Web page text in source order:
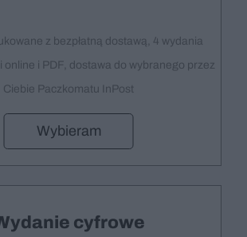
z bezpłatną dostawą, 4 wydania
online i PDF, dostawa do wybranego przez
Ciebie Paczkomatu InPost
Wybieram
cyfrowe